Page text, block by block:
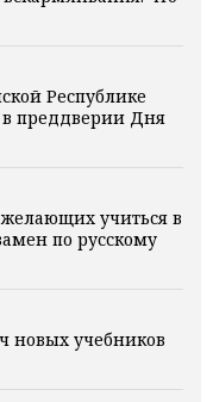
Республике
преддверии Дня
учиться в
по русскому
новых учебников